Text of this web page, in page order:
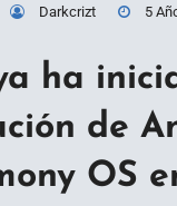
Darkcrizt 5
ha
de
OS